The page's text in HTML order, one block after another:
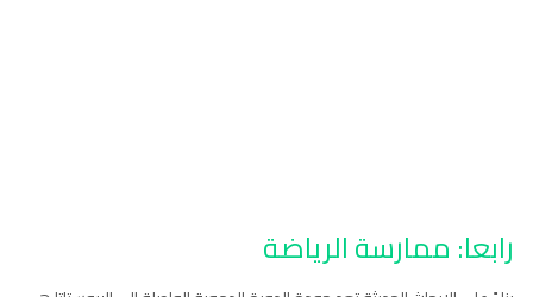
رابعا: ممارسة الرياضة